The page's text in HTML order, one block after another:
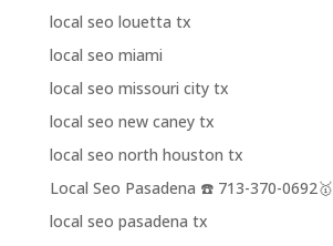
local seo louetta tx
local seo miami
local seo missouri city tx
local seo new caney tx
local seo north houston tx
Local Seo Pasadena ☎️ 713-370-0692🥇
local seo pasadena tx